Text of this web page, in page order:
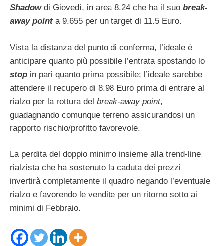
Shadow di Giovedì, in area 8.24 che ha il suo break-
away pointa 9.655 per un target di 11.5 Euro.
Vista la distanza del punto di conferma, l’ideale è
anticipare quanto più possibile l’entrata spostando lo
stop in pari quanto prima possibile; l’ideale sarebbe
attendere il recupero di 8.98 Euro prima di entrare al
rialzo per la rottura del break-away point,
guadagnando comunque terreno assicurandosi un
rapporto rischio/profitto favorevole.
La perdita del doppio minimo insieme alla trend-line
rialzista che ha sostenuto la caduta dei prezzi
invertirà completamente il quadro negando l’eventuale
rialzo e favorendo le vendite per un ritorno sotto ai
minimi di Febbraio.